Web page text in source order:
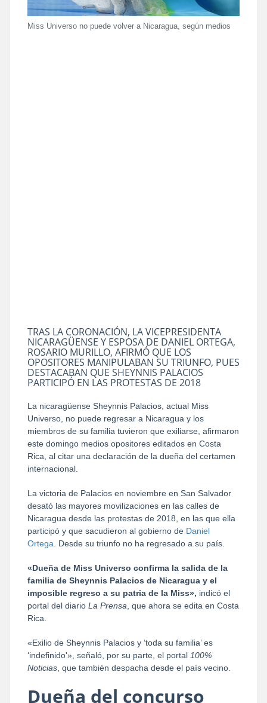
Miss Universo no puede volver a Nicaragua, según medios
TRAS LA CORONACIÓN, LA VICEPRESIDENTA
NICARAGÜENSE Y ESPOSA DE DANIEL ORTEGA,
ROSARIO MURILLO, AFIRMÓ QUE LOS
OPOSITORES MANIPULABAN SU TRIUNFO, PUES
DESTACABAN QUE SHEYNNIS PALACIOS
PARTICIPÓ EN LAS PROTESTAS DE 2018
La nicaragüense Sheynnis Palacios, actual Miss
Universo, no puede regresar a Nicaragua y los
miembros de su familia tuvieron que exiliarse, afirmaron
este domingo medios opositores editados en Costa
Rica, al citar una declaración de la dueña del certamen
internacional.
La victoria de Palacios en noviembre en San Salvador
desató las mayores movilizaciones en las calles de
Nicaragua desde las protestas de 2018, en las que ella
participó y que sacudieron al gobierno de Daniel
Ortega . Desde su triunfo no ha regresado a su país.
«Dueña de Miss Universo confirma la salida de la
familia de Sheynnis Palacios de Nicaragua y el
imposible regreso a su patria de la Miss», indicó el
portal del diario La Prensa , que ahora se edita en Costa
Rica.
«Exilio de Sheynnis Palacios y ‘toda su familia’ es
‘indefinido'», señaló, por su parte, el portal 100%
Noticias , que también despacha desde el país vecino.
Dueña del concurso